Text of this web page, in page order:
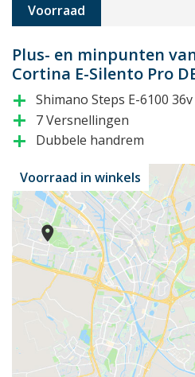
Voorraad
Plus- en minpunten
Cortina E-Silento Pro
add Shimano Steps E-6100
add 7 Versnellingen
add Dubbele handrem
Voorraad in winkels